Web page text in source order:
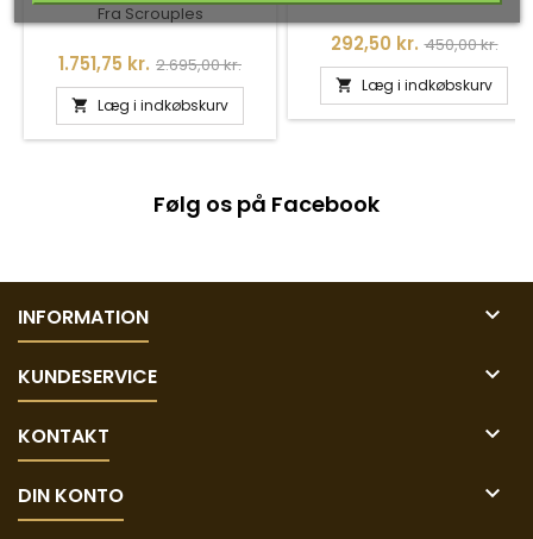
Fra Scrouples
Pris
1.751,75 kr. Normalpris
2.695,00 kr.
 Læg i indkøbskurv
Pris
292,50 kr. Normalpris
450,00 kr.
 Læg i indkøbskurv
Følg os på Facebook
INFORMATION 
KUNDESERVICE 
KONTAKT 
DIN KONTO 